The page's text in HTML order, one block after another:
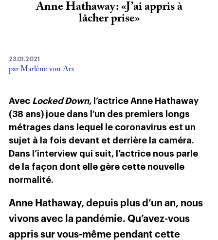
Anne Hathaway: «J’ai appris à
lâcher prise»
23.01.2021
par Marlène von Arx
Avec Locked Down, l’actrice Anne Hathaway
(38 ans) joue dans l’un des premiers longs
métrages dans lequel le coronavirus est un
sujet à la fois devant et derrière la caméra.
Dans l’interview qui suit, l’actrice nous parle
de la façon dont elle gère cette nouvelle
normalité.
Anne Hathaway, depuis plus d’un an, nous
vivons avec la pandémie. Qu’avez-vous
appris sur vous-même pendant cette